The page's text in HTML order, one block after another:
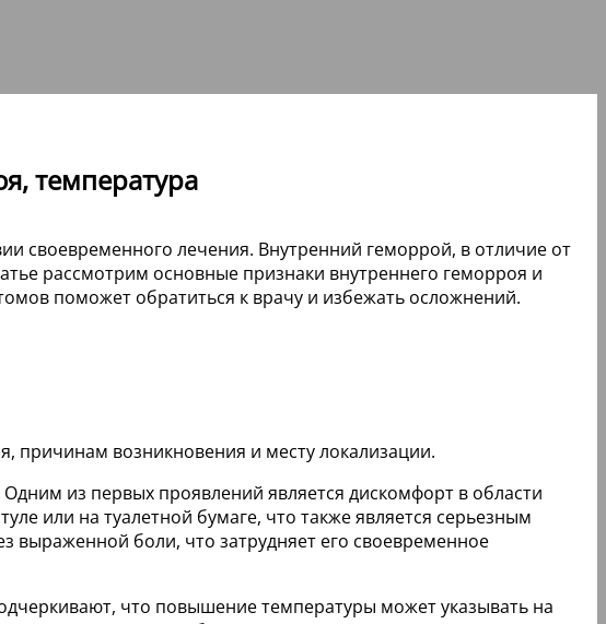
температура
своевременного лечения. Внутренний геморрой, в отличие от
рассмотрим основные признаки внутреннего геморроя и
поможет обратиться к врачу и избежать осложнений.
причинам возникновения и месту локализации.
из первых проявлений является дискомфорт в области
или на туалетной бумаге, что также является серьезным
выраженной боли, что затрудняет его своевременное
что повышение температуры может указывать на